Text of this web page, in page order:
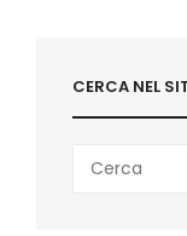
CERCA NEL
for: